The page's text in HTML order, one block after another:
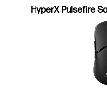
HyperX Pulsefire